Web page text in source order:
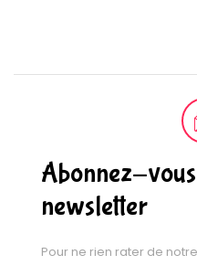
Abonnez-
newsletter
Pour ne rien rater de